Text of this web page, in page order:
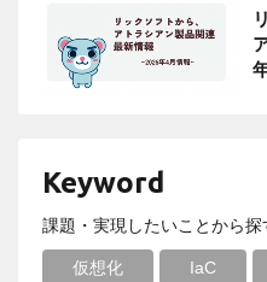
Keyword
課題・実現したいことから探
仮想化 IaC